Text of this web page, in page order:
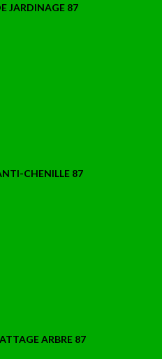
JARDINAGE 87
CHENILLE 87
ARBRE 87